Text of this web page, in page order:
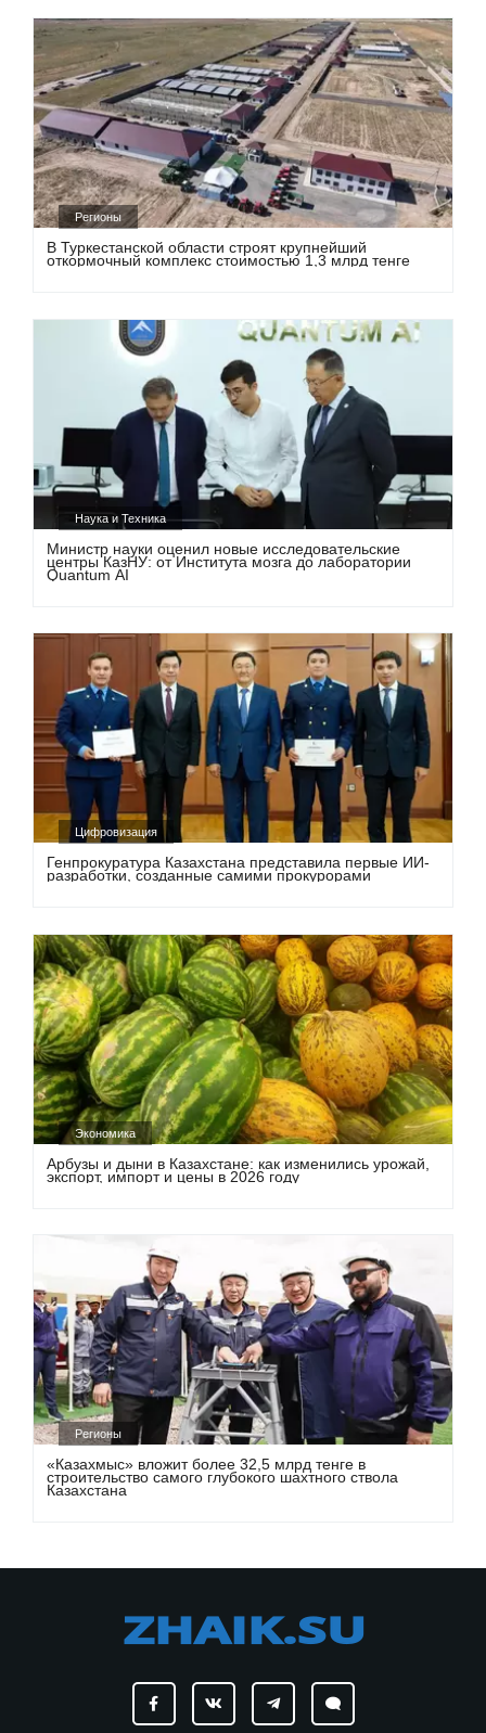
Регионы
В Туркестанской области строят крупнейший
откормочный комплекс стоимостью 1,3 млрд тенге
Наука и Техника
Министр науки оценил новые исследовательские
центры КазНУ: от Института мозга до лаборатории
Quantum AI
Цифровизация
Генпрокуратура Казахстана представила первые ИИ-
разработки, созданные самими прокурорами
Экономика
Арбузы и дыни в Казахстане: как изменились урожай,
экспорт, импорт и цены в 2026 году
Регионы
«Казахмыс» вложит более 32,5 млрд тенге в
строительство самого глубокого шахтного ствола
Казахстана